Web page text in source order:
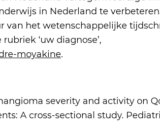
in Nederland te
van het wetenschappelijke
‘uw diagnose’,
moyakine.
severity and activity on
A cross-sectional study.